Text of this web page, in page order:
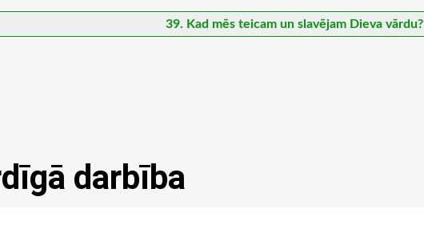
39. Kad mēs teicam un slavējam Dieva vārdu?
darbība